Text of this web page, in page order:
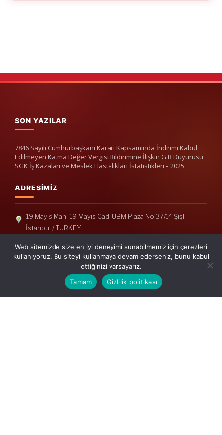
SON YAZILAR
7846 Sayılı Cumhurbaşkanı Kararı Kapsamında İndirimi Kabul
Edilmeyen Katma Değer Vergisi Bildirimine İlişkin GİB Duyurusu
SGK İş Kazaları ve Meslek Hastalıkları İstatistikleri – 2025
ADRESIMIZ
19 Mayıs Mah. 19 Mayıs Cad. UBM Plaza No:37/14 Şişli
İstanbul / TURKEY
Telefon: +90(212) 240 33 39
Telefon: +90(212) 248 19 36
info@erisymm.com
Web sitemizde size en iyi deneyimi sunabilmemiz için çerezleri
kullanıyoruz. Bu siteyi kullanmaya devam ederseniz, bunu kabul
ettiğinizi varsayarız.
Tamam
Gizlilik politikası